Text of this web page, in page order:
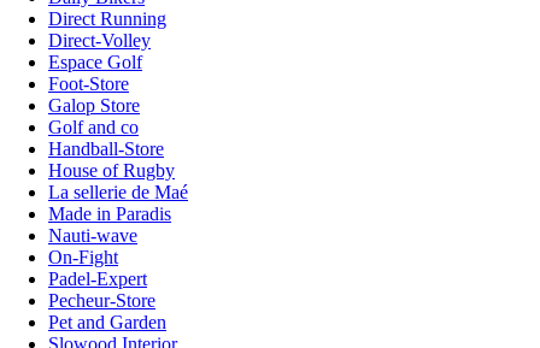
Direct Running
Direct-Volley
Espace Golf
Foot-Store
Galop Store
Golf and co
Handball-Store
House of Rugby
La sellerie de Maé
Made in Paradis
Nauti-wave
On-Fight
Padel-Expert
Pecheur-Store
Pet and Garden